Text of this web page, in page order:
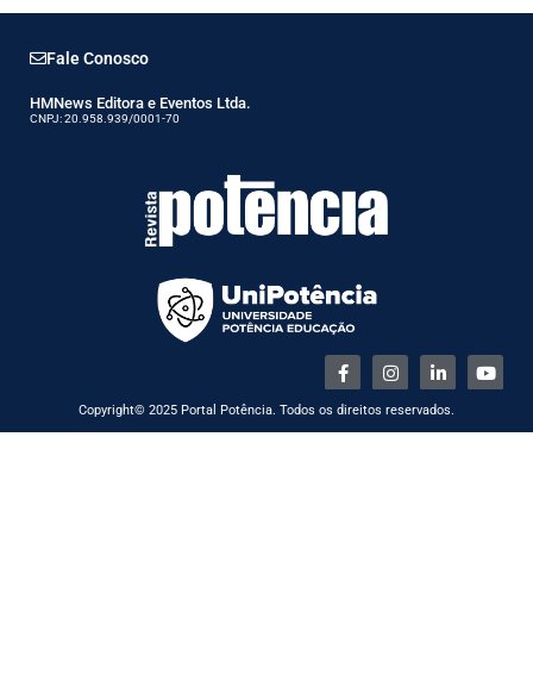
Fale Conosco
HMNews Editora e Eventos Ltda.
CNPJ: 20.958.939/0001-70
Copyright© 2025 Portal Potência. Todos os direitos reservados.